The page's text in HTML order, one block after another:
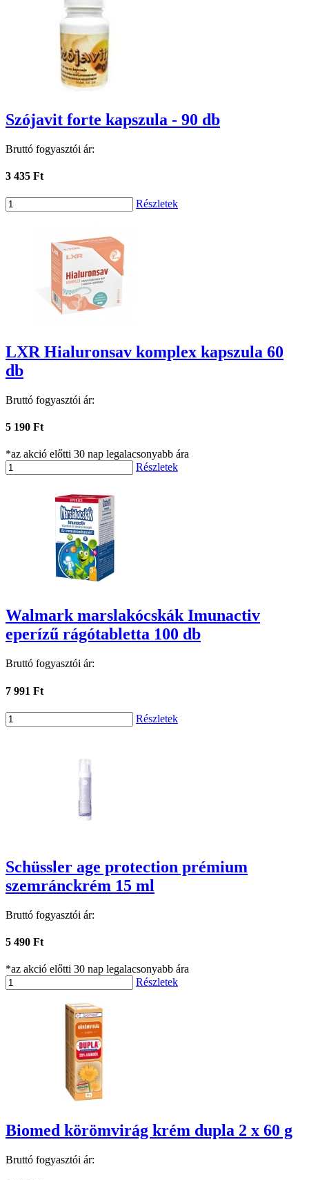
Szójavit forte kapszula - 90 db
Bruttó fogyasztói ár:
3 435 Ft
Részletek
LXR Hialuronsav komplex kapszula 60
db
Bruttó fogyasztói ár:
5 190 Ft
*az akció előtti 30 nap legalacsonyabb ára
Részletek
Walmark marslakócskák Imunactiv
eperízű rágótabletta 100 db
Bruttó fogyasztói ár:
7 991 Ft
Részletek
Schüssler age protection prémium
szemránckrém 15 ml
Bruttó fogyasztói ár:
5 490 Ft
*az akció előtti 30 nap legalacsonyabb ára
Részletek
Biomed körömvirág krém dupla 2 x 60 g
Bruttó fogyasztói ár: